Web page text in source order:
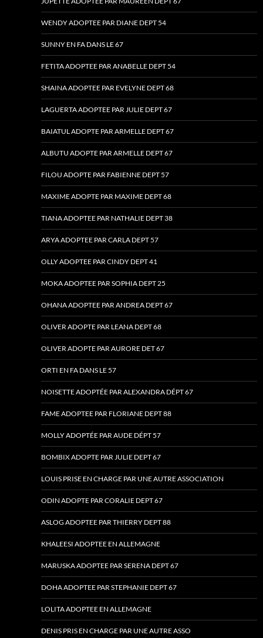
WENDY ADOPTEE PAR DIANE DEPT 54
SUNNY EN FA DANS LE 67
FETITA ADOPTEE PAR ANABELLE DEPT 54
SHAINA ADOPTEE PAR EVELYNE DEPT 68
LAGUERTA ADOPTEE PAR JULIE DEPT 67
BAIATUL ADOPTE PAR ARMELLE DEPT 67
ALBUTU ADOPTE PAR ARMELLE DEPT 67
FILOU ADOPTE PAR FABIENNE DEPT 57
MAXIME ADOPTE PAR MAXIME DEPT 68
TIANA ADOPTEE PAR NATHALIE DEPT 38
ARYA ADOPTEE PAR CARLA DEPT 57
OLLY ADOPTEE PAR CINDY DEPT 41
MOKA ADOPTEE PAR SOPHIA DEPT 25
OHANA ADOPTEE PAR ANDREA DEPT 67
OLIVER ADOPTE PAR LEANA DEPT 68
OLIVER ADOPTE PAR AURORE DET 67
ORTI EN FA DANS LE 57
NOISETTE ADOPTÉE PAR ALEXANDRA DÉPT 67
FAME ADOPTEE PAR FLORIANE DEPT 88
MOLLY ADOPTÉE PAR AUDE DÉPT 57
BOMBIX ADOPTE PAR JULIE DEPT 67
LOUIS PRISE EN CHARGE PAR UNE AUTRE ASSOCIATION
ODIN ADOPTE PAR CORALIE DEPT 67
ASLOG ADOPTEE PAR THIERRY DEPT 88
KHALEESI ADOPTEE EN ALLEMAGNE
MARUSKA ADOPTEE PAR SERENA DEPT 67
DOHA ADOPTEE PAR STEPHANIE DEPT 67
LOLITA ADOPTEE EN ALLEMAGNE
DENIS PRIS EN CHARGE PAR UNE AUTRE ASSO